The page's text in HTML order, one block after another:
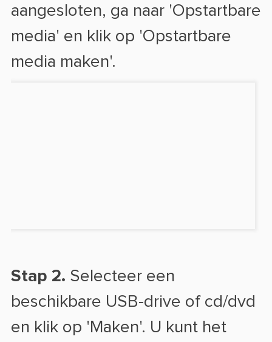
aangesloten, ga naar 'Opstartbare
media' en klik op 'Opstartbare
media maken'.
Stap 2. Selecteer een
beschikbare USB-drive of cd/dvd
en klik op 'Maken'. U kunt het